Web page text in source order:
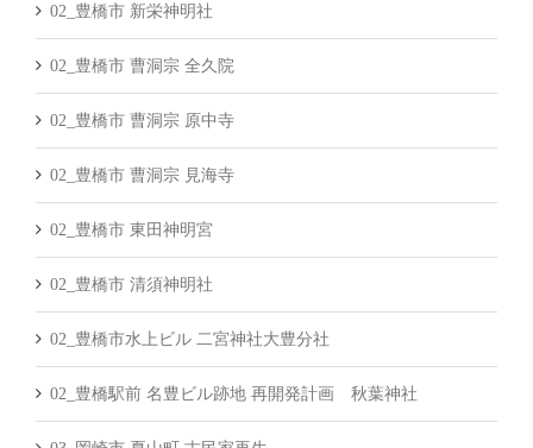
02_豊橋市 新栄神明社
02_豊橋市 曹洞宗 全久院
02_豊橋市 曹洞宗 原中寺
02_豊橋市 曹洞宗 見海寺
02_豊橋市 東田神明宮
02_豊橋市 清須神明社
02_豊橋市水上ビル 二宮神社大豊分社
02_豊橋駅前 名豊ビル跡地 再開発計画 秋葉神社